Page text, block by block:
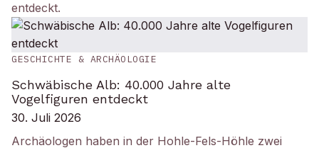
entdeckt.
GESCHICHTE & ARCHÄOLOGIE
Schwäbische Alb: 40.000 Jahre alte
Vogelfiguren entdeckt
30. Juli 2026
Archäologen haben in der Hohle-Fels-Höhle zwei